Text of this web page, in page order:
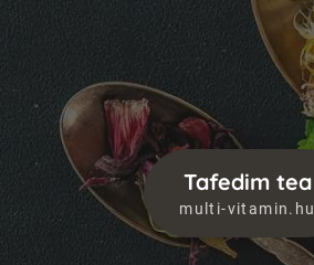
Tafedim tea
multi-vitamin.hu